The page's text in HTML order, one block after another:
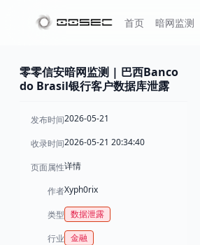
首页 暗网监测
零零信安暗网监测 | 巴西Banco
do Brasil银行客户数据库泄露
发布时间2026-05-21
收录时间2026-05-21 20:34:40
页面属性详情
作者Xyph0rix
类型 数据泄露
行业 金融